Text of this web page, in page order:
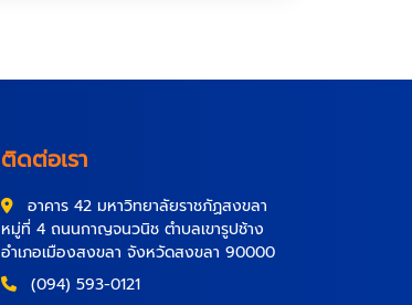
ติดต่อเรา
อาคาร 42 มหาวิทยาลัยราชภัฏสงขลา
หมู่ที่ 4 ถนนกาญจนวนิช ตำบลเขารูปช้าง
อำเภอเมืองสงขลา จังหวัดสงขลา 90000
(094) 593-0121